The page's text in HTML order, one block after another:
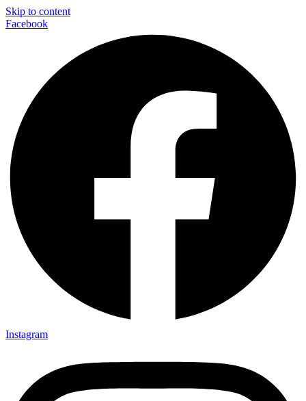
Skip to content
Facebook
Instagram